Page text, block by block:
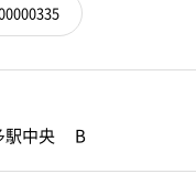
駅中央 B